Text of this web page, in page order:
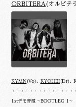
ORBITERA (オルビテ
KYMN(Vo)、 KYOHEI (Dr)、
・・・・・・・・・・・・・・
1stデモ音源 ~BOOTLEG 1~